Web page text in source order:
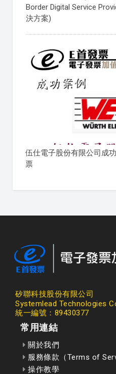
Border Digital Service
決方案)
伍仕電子股份有限公司成
票
矽聯科技股份有限公司
Systemlead Technologies
統一編號：89430377
常用連結
關於我們
服務條款（Terms of
操作教學